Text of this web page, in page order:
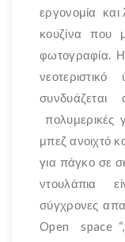
εργονομία και
κουζίνα που
φωτογραφία.
πολυμερικές
μπεζ ανοιχτό
για πάγκο σε
ντουλάπια
σύγχρονες
Open space “,